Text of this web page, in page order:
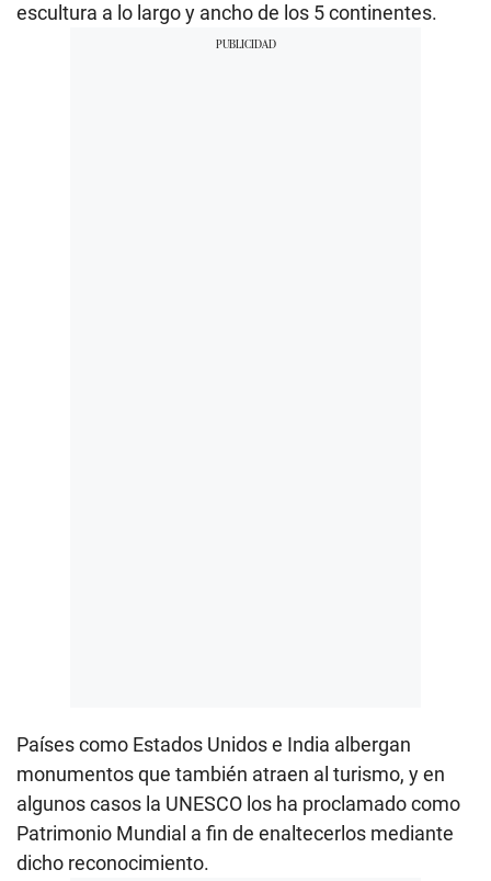
escultura a lo largo y ancho de los 5 continentes.
Países como Estados Unidos e India albergan
monumentos que también atraen al turismo, y en
algunos casos la UNESCO los ha proclamado como
Patrimonio Mundial a fin de enaltecerlos mediante
dicho reconocimiento.